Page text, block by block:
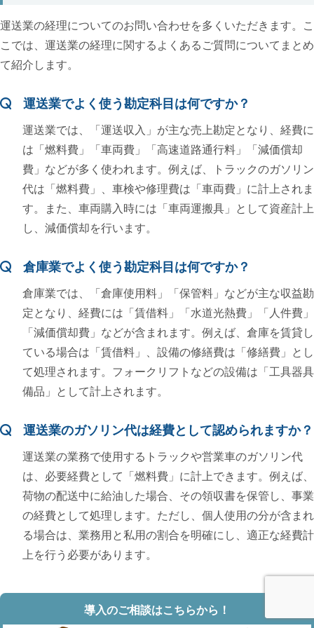
運送業の経理についてのお問い合わせを多くいただきます。こ
こでは、運送業の経理に関するよくあるご質問についてまとめ
て紹介します。
運送業でよく使う勘定科目は何ですか？
運送業では、「運送収入」が主な売上勘定となり、経費に
は「燃料費」「車両費」「高速道路通行料」「減価償却
費」などが多く使われます。例えば、トラックのガソリン
代は「燃料費」、車検や修理費は「車両費」に計上されま
す。また、車両購入時には「車両運搬具」として資産計上
し、減価償却を行います。
倉庫業でよく使う勘定科目は何ですか？
倉庫業では、「倉庫使用料」「保管料」などが主な収益勘
定となり、経費には「賃借料」「水道光熱費」「人件費」
「減価償却費」などが含まれます。例えば、倉庫を賃貸し
ている場合は「賃借料」、設備の修繕費は「修繕費」とし
て処理されます。フォークリフトなどの設備は「工具器具
備品」として計上されます。
運送業のガソリン代は経費として認められますか？
運送業の業務で使用するトラックや営業車のガソリン代
は、必要経費として「燃料費」に計上できます。例えば、
荷物の配送中に給油した場合、その領収書を保管し、事業
の経費として処理します。ただし、個人使用の分が含まれ
る場合は、業務用と私用の割合を明確にし、適正な経費計
上を行う必要があります。
導入のご相談はこちらから！